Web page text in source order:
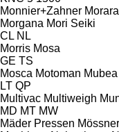
Monnier+Zahner Morara
Morgana Mori Seiki
CL NL
Morris Mosa
GE TS
Mosca Motoman Mubea
LT QP
Multivac Multiweigh
MD MT MW
Mäder Pressen Mössner